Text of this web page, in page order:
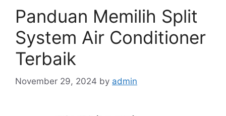
Panduan Memilih Split
System Air Conditioner
Terbaik
November 29, 2024 by admin